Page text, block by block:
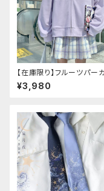
【在庫限り】フルーツパー
ルべリ、ブドウ、キウイ、チェ
ぶどう
¥3,980